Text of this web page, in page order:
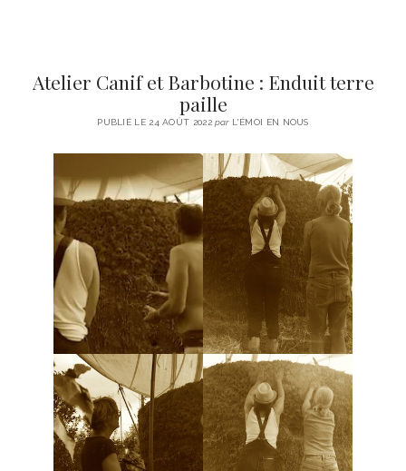
Atelier Canif et Barbotine : Enduit terre
paille
PUBLIÉ LE 24 AOÛT 2022parL'ÉMOI EN NOUS